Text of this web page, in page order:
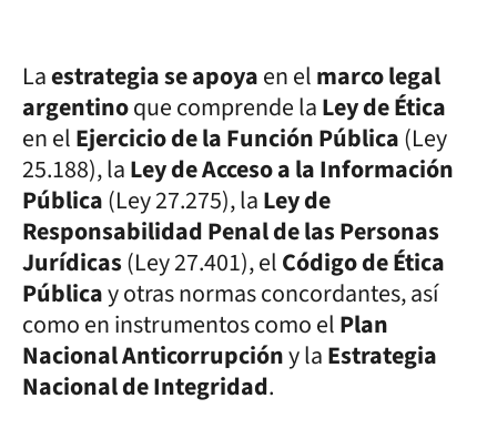
Laestrategia se apoyaen elmarco legal
argentinoque comprende laLey de Ética
en elEjercicio de la Función Pública(Ley
25.188), laLey de Acceso a la Información
Pública(Ley 27.275), laLey de
Responsabilidad Penal de las Personas
Jurídicas(Ley 27.401), elCódigo de Ética
Públicay otras normas concordantes, así
como en instrumentos como elPlan
Nacional Anticorrupcióny laEstrategia
Nacional de Integridad.